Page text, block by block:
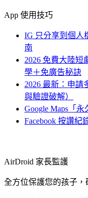
App 使用技巧
IG 只分享到個人
南
2026 免費大陸短
學＋免廣告秘訣
2026 最新：申請
與驗證破解）
Google Maps「
Facebook 按讚
AirDroid 家長監護
全方位保護您的孩子